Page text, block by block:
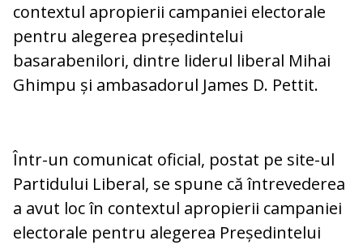
contextul apropierii campaniei electorale
pentru alegerea președintelui
basarabenilori, dintre liderul liberal Mihai
Ghimpu și ambasadorul James D. Pettit.
Într-un comunicat oficial, postat pe site-ul
Partidului Liberal, se spune că întrevederea
a avut loc în contextul apropierii campaniei
electorale pentru alegerea Președintelui